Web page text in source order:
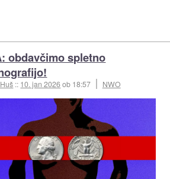
obdavčimo spletno
:: 10. jan 2026ob 18:57 NWO